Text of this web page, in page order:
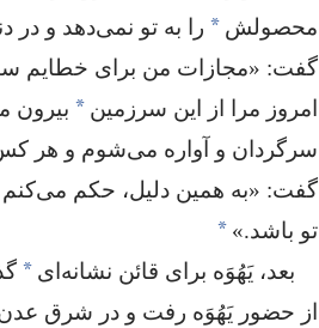
محصولش * را به تو نمی‌دهد و در
گفت:‏ «مجازات من برای خطایم
امروز مرا از این سرزمین * بیرون
سرگردان و آواره می‌شوم و هر کس
گفت:‏ «به همین دلیل،‏ حکم
تو باشد.‏»‏ *
بعد،‏ یَهُوَه برای قائن نشانه‌ای *
از حضور یَهُوَه رفت و در شرق